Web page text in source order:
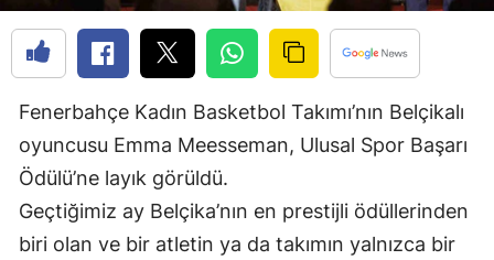
Çanakkale
Çankırı
Çorum
Denizli
Edirne
Fenerbahçe Kadın Basketbol Takımı’nın Belçikalı
oyuncusu Emma Meesseman, Ulusal Spor Başarı
Ödülü’ne layık görüldü.
Geçtiğimiz ay Belçika’nın en prestijli ödüllerinden
biri olan ve bir atletin ya da takımın yalnızca bir